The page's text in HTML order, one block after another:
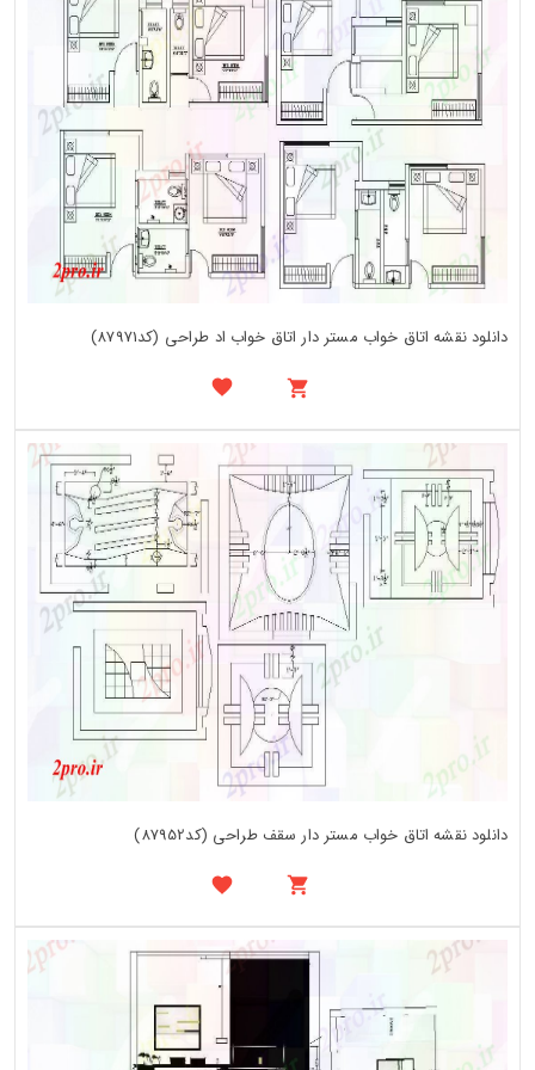
دانلود نقشه اتاق خواب مستر دار اتاق خواب اد طراحی (کد87971)
دانلود نقشه اتاق خواب مستر دار سقف طراحی (کد87952)